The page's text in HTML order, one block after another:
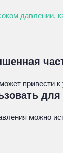
давлении,
привести
можно